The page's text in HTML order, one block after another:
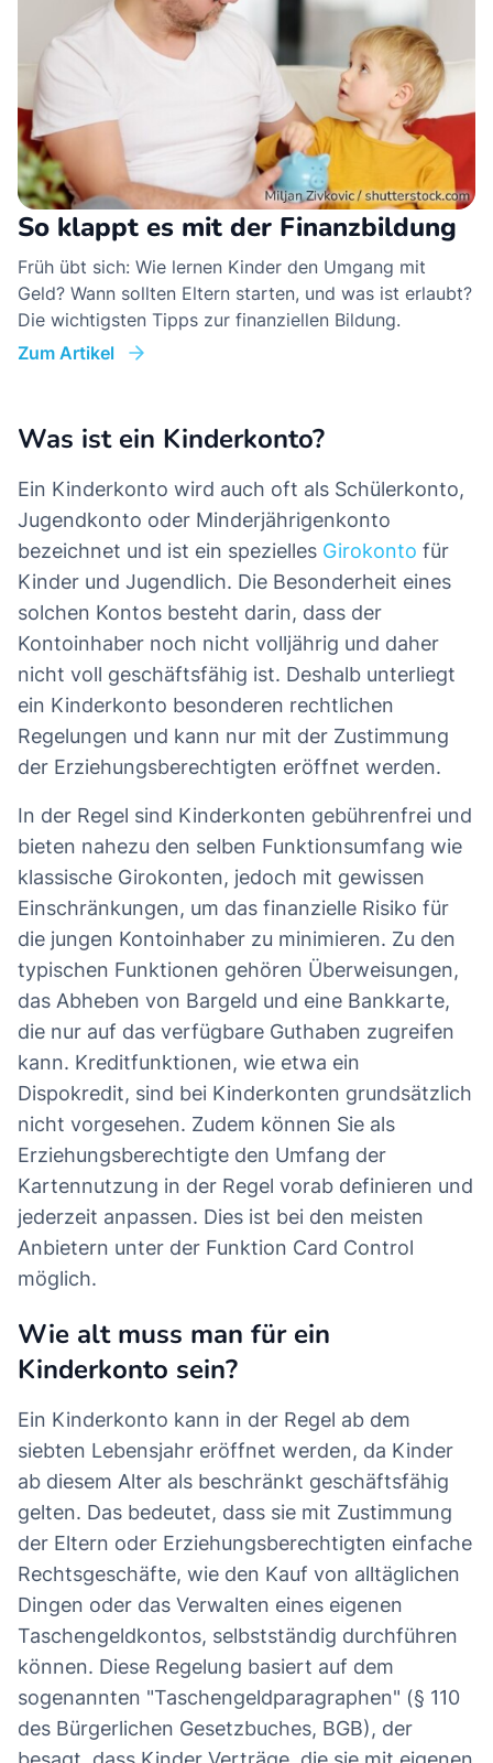
So klappt es mit der Finanzbildung
Früh übt sich: Wie lernen Kinder den Umgang mit
Geld? Wann sollten Eltern starten, und was ist erlaubt?
Die wichtigsten Tipps zur finanziellen Bildung.
Zum Artikel
Was ist ein Kinderkonto?
Ein Kinderkonto wird auch oft als Schülerkonto,
Jugendkonto oder Minderjährigenkonto
bezeichnet und ist ein spezielles Girokonto für
Kinder und Jugendlich. Die Besonderheit eines
solchen Kontos besteht darin, dass der
Kontoinhaber noch nicht volljährig und daher
nicht voll geschäftsfähig ist. Deshalb unterliegt
ein Kinderkonto besonderen rechtlichen
Regelungen und kann nur mit der Zustimmung
der Erziehungsberechtigten eröffnet werden.
In der Regel sind Kinderkonten gebührenfrei und
bieten nahezu den selben Funktionsumfang wie
klassische Girokonten, jedoch mit gewissen
Einschränkungen, um das finanzielle Risiko für
die jungen Kontoinhaber zu minimieren. Zu den
typischen Funktionen gehören Überweisungen,
das Abheben von Bargeld und eine Bankkarte,
die nur auf das verfügbare Guthaben zugreifen
kann. Kreditfunktionen, wie etwa ein
Dispokredit, sind bei Kinderkonten grundsätzlich
nicht vorgesehen. Zudem können Sie als
Erziehungsberechtigte den Umfang der
Kartennutzung in der Regel vorab definieren und
jederzeit anpassen. Dies ist bei den meisten
Anbietern unter der Funktion Card Control
möglich.
Wie alt muss man für ein
Kinderkonto sein?
Ein Kinderkonto kann in der Regel ab dem
siebten Lebensjahr eröffnet werden, da Kinder
ab diesem Alter als beschränkt geschäftsfähig
gelten. Das bedeutet, dass sie mit Zustimmung
der Eltern oder Erziehungsberechtigten einfache
Rechtsgeschäfte, wie den Kauf von alltäglichen
Dingen oder das Verwalten eines eigenen
Taschengeldkontos, selbstständig durchführen
können. Diese Regelung basiert auf dem
sogenannten "Taschengeldparagraphen" (§ 110
des Bürgerlichen Gesetzbuches, BGB), der